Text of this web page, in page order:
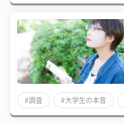
#調査 #大学生の本音